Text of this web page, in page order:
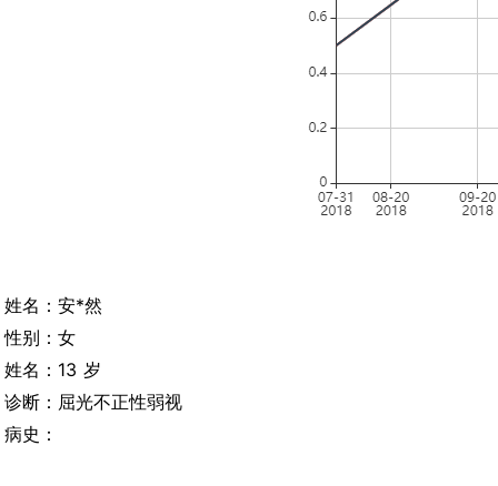
姓名：安*然
性别：女
姓名：13 岁
诊断：屈光不正性弱视
病史：